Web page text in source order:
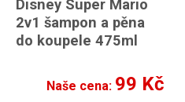
Disney Super Mario
2v1 šampon a pěna
do koupele 475ml
Naše cena: 99 Kč